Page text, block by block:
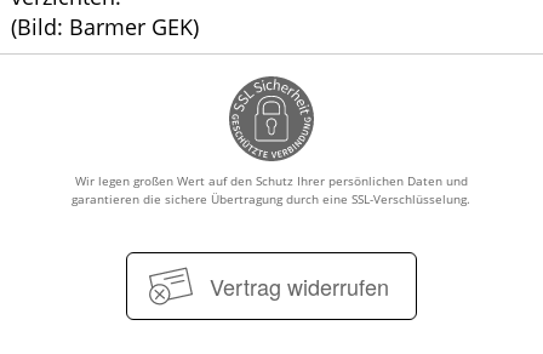
(Bild: Barmer GEK)
Wir legen großen Wert auf den Schutz Ihrer persönlichen Daten und
garantieren die sichere Übertragung durch eine SSL-Verschlüsselung.
Vertrag widerrufen